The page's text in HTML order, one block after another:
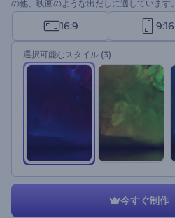
の他、映画のような出だしに適しています。
16:9 9:16
選択可能なスタイル (3)
今すぐ制作